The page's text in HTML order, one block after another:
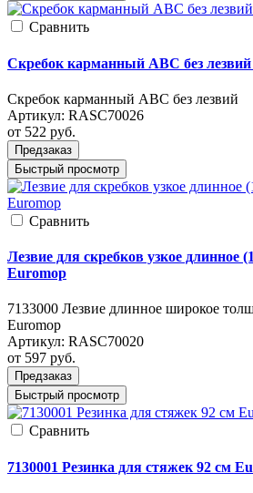
Cравнить
Скребок карманный ABC без
Скребок карманный ABC без лезвий
Артикул: RASC70026
от 522 руб.
Предзаказ
Быстрый просмотр
Cравнить
Лезвие для скребков узкое длинное
Euromop
7133000 Лезвие длинное широкое
Euromop
Артикул: RASC70020
от 597 руб.
Предзаказ
Быстрый просмотр
Cравнить
7130001 Резинка для стяжек 92 см